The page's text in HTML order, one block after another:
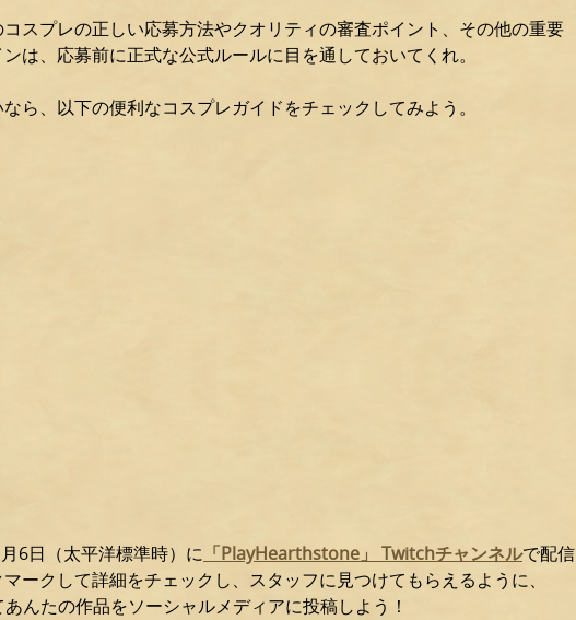
スプレの正しい応募方法やクオリティの審査ポイント、その他の重要
は、応募前に正式な公式ルールに目を通しておいてくれ。
ら、以下の便利なコスプレガイドをチェックしてみよう。
6日（太平洋標準時）に 「PlayHearthstone」 Twitchチャンネルで配信
ークして詳細をチェックし、スタッフに見つけてもらえるように、
あんたの作品をソーシャルメディアに投稿しよう！